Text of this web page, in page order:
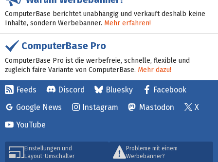
ComputerBase berichtet unabhängig und verkauft deshalb keine
Inhalte, sondern Werbebanner. Mehr erfahren!
ComputerBase Pro
ComputerBase Pro ist die werbefreie, schnelle, flexible und
zugleich faire Variante von ComputerBase. Mehr dazu!
Feeds Discord Bluesky
Facebook
Google News
Instagram Mastodon
X
YouTube
Einstellungen und
Layout-Umschalter
Probleme mit einem
Werbebanner?